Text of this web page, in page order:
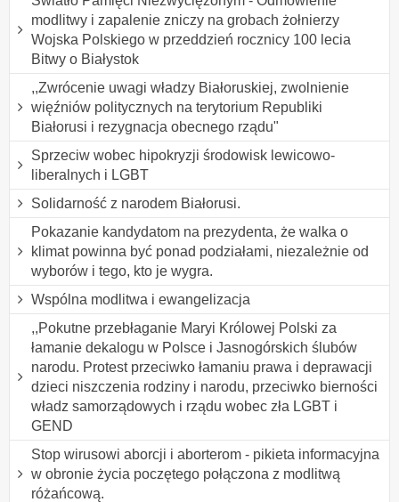
modlitwy i zapalenie zniczy na grobach żołnierzy
Wojska Polskiego w przeddzień rocznicy 100 lecia
Bitwy o Białystok
,,Zwrócenie uwagi władzy Białoruskiej, zwolnienie
więźniów politycznych na terytorium Republiki
Białorusi i rezygnacja obecnego rządu"
Sprzeciw wobec hipokryzji środowisk lewicowo-
liberalnych i LGBT
Solidarność z narodem Białorusi.
Pokazanie kandydatom na prezydenta, że walka o
klimat powinna być ponad podziałami, niezależnie od
wyborów i tego, kto je wygra.
Wspólna modlitwa i ewangelizacja
,,Pokutne przebłaganie Maryi Królowej Polski za
łamanie dekalogu w Polsce i Jasnogórskich ślubów
narodu. Protest przeciwko łamaniu prawa i deprawacji
dzieci niszczenia rodziny i narodu, przeciwko bierności
władz samorządowych i rządu wobec zła LGBT i
GEND
Stop wirusowi aborcji i aborterom - pikieta informacyjna
w obronie życia poczętego połączona z modlitwą
różańcową.